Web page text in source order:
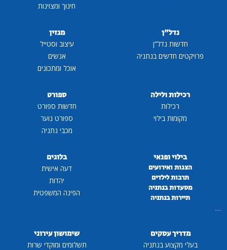
חינוך ומצוינות
נדל"ן
חדשות נדל"ן
פרויקטים חדשים בנתניה
מגזין
עיצוב וסטייל
אנשים
אוכל ומתכונים
רכילות ולילה
רכילות
מקומות בילוי
ספורט
חדשות ספורט
ספורט נוער
מכבי נתניה
בילוי ופנאי
הצגות ואירועים
תרבות לילדים
מסעדות בנתניה
תיירות בנתניה
...
בלוגים
דעה אישית
יהדות
הפינה המשפטית
מדריך עסקים
בעלי מקצוע בנתניה
שימושון עירוני
תשלומים ומוקדי שרות